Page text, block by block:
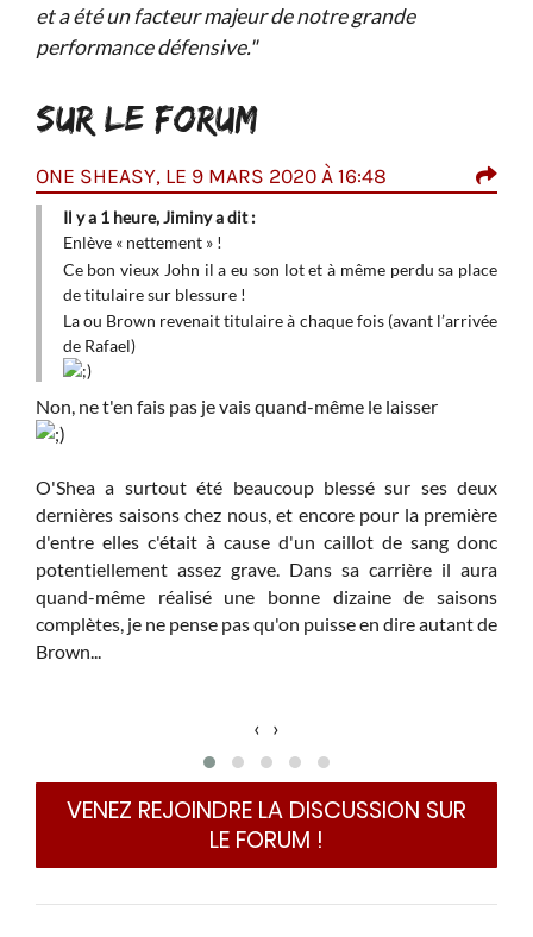
et a été un facteur majeur de notre grande
performance défensive."
SUR LE FORUM
ONE SHEASY, LE 9 MARS 2020 À 16:48
Il y a 1 heure, Jiminy a dit :
Enlève « nettement » !
Ce bon vieux John il a eu son lot et à même perdu sa place
de titulaire sur blessure !
La ou Brown revenait titulaire à chaque fois (avant l’arrivée
de Rafael)
Non, ne t'en fais pas je vais quand-même le laisser
O'Shea a surtout été beaucoup blessé sur ses deux
dernières saisons chez nous, et encore pour la première
d'entre elles c'était à cause d'un caillot de sang donc
potentiellement assez grave. Dans sa carrière il aura
quand-même réalisé une bonne dizaine de saisons
complètes, je ne pense pas qu'on puisse en dire autant de
Brown...
‹ ›
VENEZ REJOINDRE LA DISCUSSION SUR
LE FORUM !